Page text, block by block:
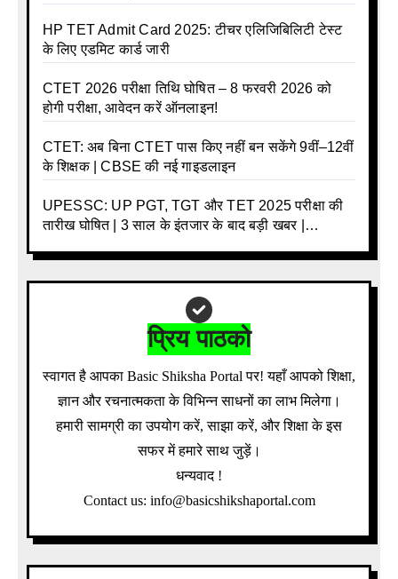
HP TET Admit Card 2025: टीचर एलिजिबिलिटी टेस्ट
के लिए एडमिट कार्ड जारी
CTET 2026 परीक्षा तिथि घोषित – 8 फरवरी 2026 को
होगी परीक्षा, आवेदन करें ऑनलाइन!
CTET: अब बिना CTET पास किए नहीं बन सकेंगे 9वीं–12वीं
के शिक्षक | CBSE की नई गाइडलाइन
UPESSC: UP PGT, TGT और TET 2025 परीक्षा की
तारीख घोषित | 3 साल के इंतजार के बाद बड़ी खबर |
प्रिय पाठको
स्वागत है आपका Basic Shiksha Portal पर! यहाँ आपको शिक्षा,
ज्ञान और रचनात्मकता के विभिन्न साधनों का लाभ मिलेगा।
हमारी सामग्री का उपयोग करें, साझा करें, और शिक्षा के इस
सफर में हमारे साथ जुड़ें।
धन्यवाद !
Contact us: info@basicshikshaportal.com